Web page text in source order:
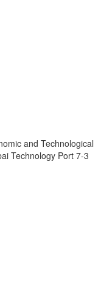
and Technological
Technology Port 7-3